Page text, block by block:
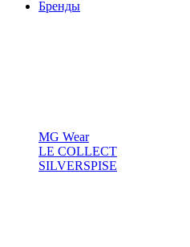
Бренды
MG Wear
LE COLLECT
SILVERSPISE